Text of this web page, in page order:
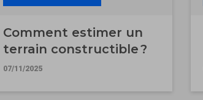
Comment estimer un
terrain constructible ?
07/11/2025